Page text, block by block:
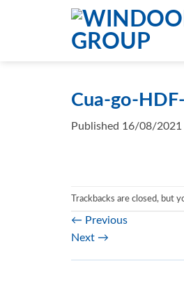
Cua-go-
Published 16/08/2021
Trackbacks are closed, but
← Previous
Next →